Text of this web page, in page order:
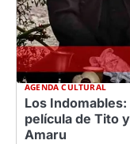
AGENDA CULTURAL
Los
película de Tito
Amaru